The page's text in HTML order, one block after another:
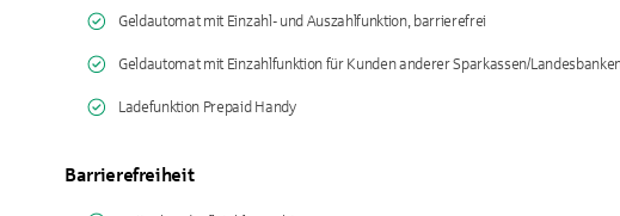
Geldautomat mit Einzahl- und Auszahlfunktion, barrierefrei
Geldautomat mit Einzahlfunktion für Kunden anderer Sparkassen/
Ladefunktion Prepaid Handy
Barrierefreiheit